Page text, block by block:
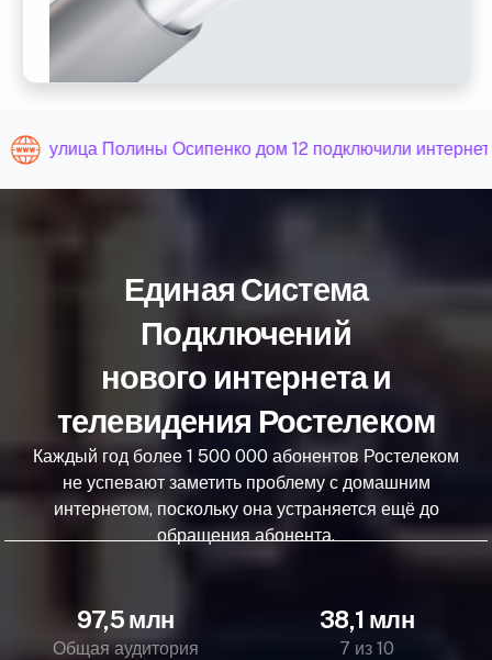
улица Полины Осипенко дом 12 подключили интернет
Единая Система
Подключений
нового интернета и
телевидения Ростелеком
Каждый год более 1 500 000 абонентов Ростелеком
не успевают заметить проблему с домашним
интернетом, поскольку она устраняется ещё до
обращения абонента.
97,5 млн
Общая аудитория
38,1 млн
7 из 10